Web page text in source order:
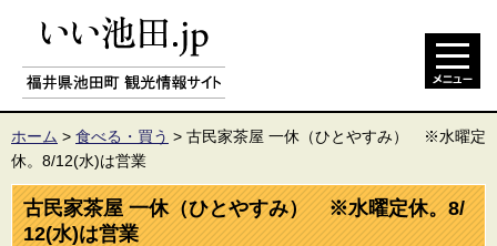
ホーム > 食べる・買う > 古民家茶屋 一休（ひとやすみ） ※水曜定
休。8/12(水)は営業
古民家茶屋 一休（ひとやすみ） ※水曜定休。8/
12(水)は営業